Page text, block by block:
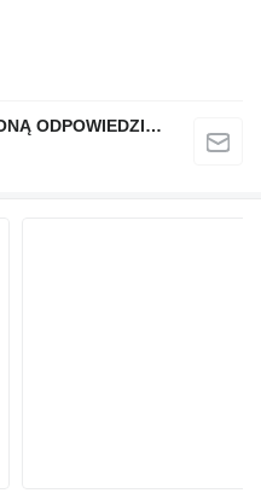
QINDITO SPÓŁKA Z OGRANICZONĄ ODPOWIEDZIALNOŚCIĄ